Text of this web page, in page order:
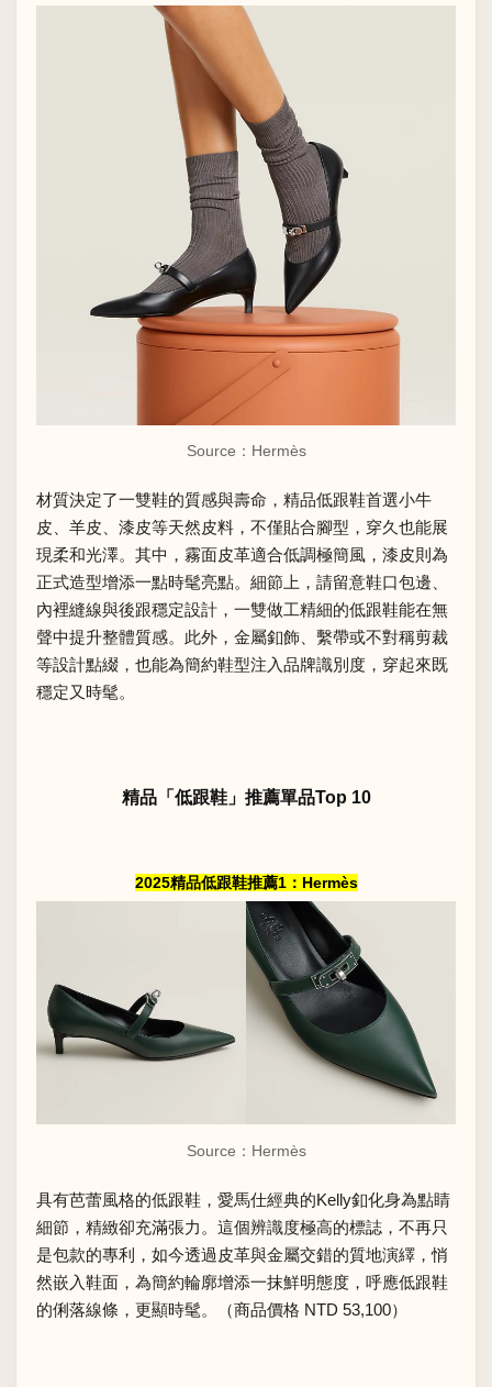
Source：Hermès
材質決定了一雙鞋的質感與壽命，精品低跟鞋首選小牛
皮、羊皮、漆皮等天然皮料，不僅貼合腳型，穿久也能展
現柔和光澤。其中，霧面皮革適合低調極簡風，漆皮則為
正式造型增添一點時髦亮點。細節上，請留意鞋口包邊、
內裡縫線與後跟穩定設計，一雙做工精細的低跟鞋能在無
聲中提升整體質感。此外，金屬釦飾、繫帶或不對稱剪裁
等設計點綴，也能為簡約鞋型注入品牌識別度，穿起來既
穩定又時髦。
精品「低跟鞋」推薦單品Top 10
2025精品低跟鞋推薦1：Hermès
Source：Hermès
具有芭蕾風格的低跟鞋，愛馬仕經典的Kelly釦化身為點睛
細節，精緻卻充滿張力。這個辨識度極高的標誌，不再只
是包款的專利，如今透過皮革與金屬交錯的質地演繹，悄
然嵌入鞋面，為簡約輪廓增添一抹鮮明態度，呼應低跟鞋
的俐落線條，更顯時髦。（商品價格 NTD 53,100）